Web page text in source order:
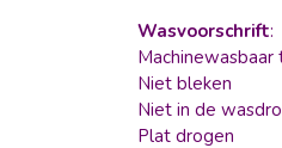
Wasvoorschrift:
Machinewasbaar
Niet bleken
Niet in de
Plat drogen